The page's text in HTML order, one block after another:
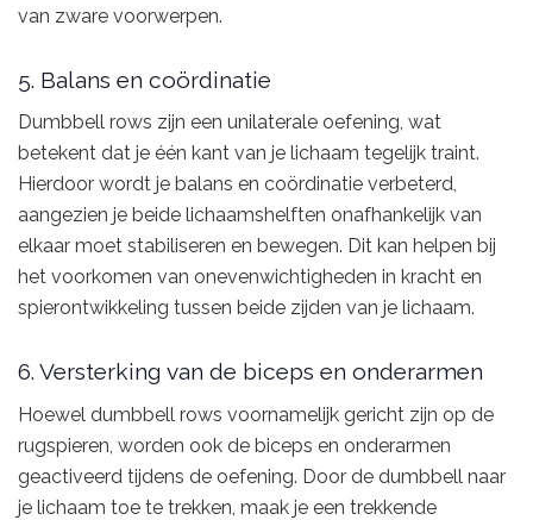
van zware voorwerpen.
5. Balans en coördinatie
Dumbbell rows zijn een unilaterale oefening, wat
betekent dat je één kant van je lichaam tegelijk traint.
Hierdoor wordt je balans en coördinatie verbeterd,
aangezien je beide lichaamshelften onafhankelijk van
elkaar moet stabiliseren en bewegen. Dit kan helpen bij
het voorkomen van onevenwichtigheden in kracht en
spierontwikkeling tussen beide zijden van je lichaam.
6. Versterking van de biceps en onderarmen
Hoewel dumbbell rows voornamelijk gericht zijn op de
rugspieren, worden ook de biceps en onderarmen
geactiveerd tijdens de oefening. Door de dumbbell naar
je lichaam toe te trekken, maak je een trekkende